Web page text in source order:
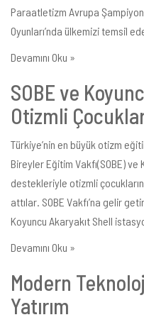
Paraatletizm Avrupa
Oyunları’nda ülkemizi temsil
Devamını Oku »
SOBE ve
Otizmli
Türkiye’nin en büyük otizm
Bireyler Eğitim Vakfı(SOBE) ve
destekleriyle otizmli çocukların
attılar. SOBE Vakfı’na gelir
Koyuncu Akaryakıt Shell
Devamını Oku »
Modern
Yatırım